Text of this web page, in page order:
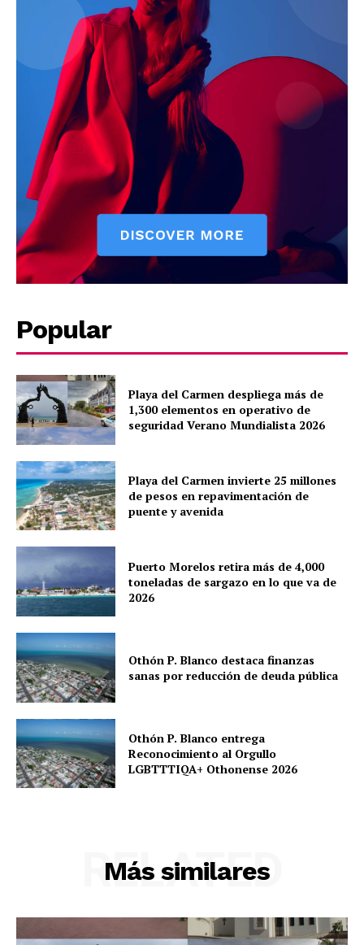
News Week
Magazine PRO
Company
About
Contact us
Subscription Plans
My account
Cancún
Chetumal
Playa del Carmen
Puerto Morelos
Popular
Playa del Carmen despliega más de
1,300 elementos en operativo de
seguridad Verano Mundialista 2026
Playa del Carmen invierte 25 millones
de pesos en repavimentación de
puente y avenida
Puerto Morelos retira más de 4,000
toneladas de sargazo en lo que va de
2026
Othón P. Blanco destaca finanzas
sanas por reducción de deuda pública
Othón P. Blanco entrega
Reconocimiento al Orgullo
LGBTTTIQA+ Othonense 2026
Más similares
RELATED